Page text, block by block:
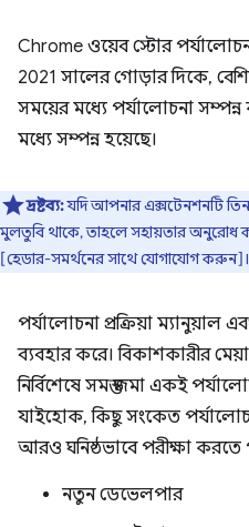
Chrome ওয়েব স্টোর
2021 সালের গোড়ার দিকে,
সময়ের মধ্যে পর্যালোচনা
মধ্যে সম্পন্ন হয়েছে।
দ্রষ্টব্য:যদি আপনার এক্সটেনশনটি
মুলতুবি থাকে, তাহলে সহায়তার অনুরোধ
[হেডার-সমর্থনের সাথে যোগাযোগ করুন]।
পর্যালোচনা প্রক্রিয়া ম্যানুয়াল
ব্যবহার করে। বিকাশকারীর
নির্বিশেষে সমস্ত জমা একই
যাইহোক, কিছু সংকেত
আরও ঘনিষ্ঠভাবে পরীক্ষা করতে
নতুন ডেভেলপার